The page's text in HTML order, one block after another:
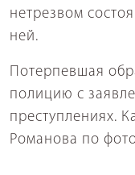
нетрезвом
ней.
Потерпевшая
полицию с
преступлениях.
Романова по